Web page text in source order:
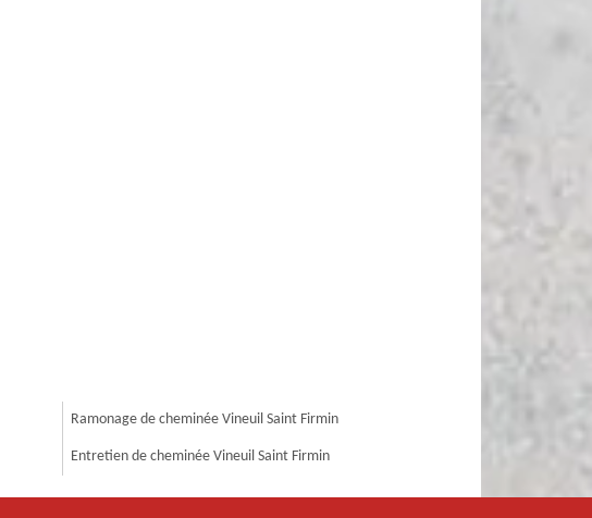
Ramonage de cheminée Vineuil Saint Firmin
Entretien de cheminée Vineuil Saint Firmin